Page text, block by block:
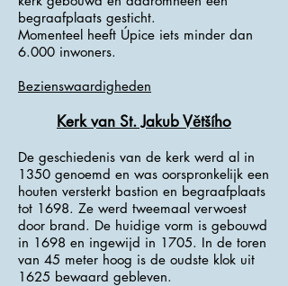
begraafplaats gesticht.
Momenteel heeft Úpice iets minder dan
6.000 inwoners.
Bezienswaardigheden
Kerk van St. Jakub Většího
De geschiedenis van de kerk werd al in
1350 genoemd en was oorspronkelijk een
houten versterkt bastion en begraafplaats
tot 1698. Ze werd tweemaal verwoest
door brand. De huidige vorm is gebouwd
in 1698 en ingewijd in 1705. In de toren
van 45 meter hoog is de oudste klok uit
1625 bewaard gebleven.